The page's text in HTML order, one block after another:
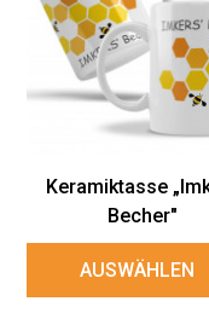
Keramiktasse
Becher"
AUSWÄHLEN